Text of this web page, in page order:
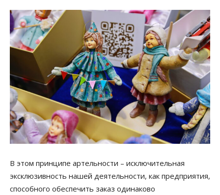
В этом принципе артельности – исключительная
эксклюзивность нашей деятельности, как предприятия,
способного обеспечить заказ одинаково